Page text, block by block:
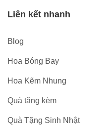
Liên kết nhanh
Blog
Hoa Bóng Bay
Hoa Kẽm Nhung
Quà tặng kèm
Quà Tặng Sinh Nhật